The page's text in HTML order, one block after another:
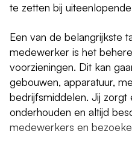
te zetten bij
Een van de belangrijkste
medewerker is het
voorzieningen. Dit kan
gebouwen, apparatuur,
bedrijfsmiddelen. Jij
onderhouden en altijd
medewerkers en